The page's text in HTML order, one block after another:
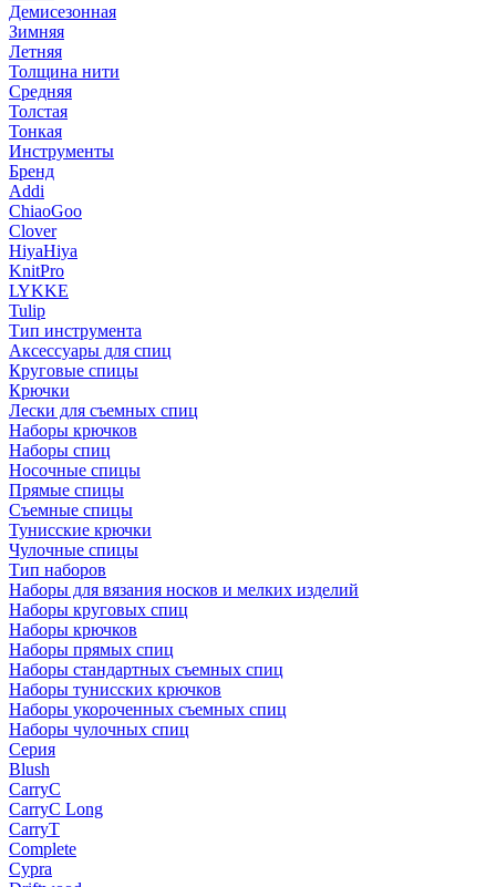
Демисезонная
Зимняя
Летняя
Толщина нити
Средняя
Толстая
Тонкая
Инструменты
Бренд
Addi
ChiaoGoo
Clover
HiyaHiya
KnitPro
LYKKE
Tulip
Тип инструмента
Аксессуары для спиц
Круговые спицы
Крючки
Лески для съемных спиц
Наборы крючков
Наборы спиц
Носочные спицы
Прямые спицы
Съемные спицы
Тунисские крючки
Чулочные спицы
Тип наборов
Наборы для вязания носков и мелких изделий
Наборы круговых спиц
Наборы крючков
Наборы прямых спиц
Наборы стандартных съемных спиц
Наборы тунисских крючков
Наборы укороченных съемных спиц
Наборы чулочных спиц
Серия
Blush
CarryC
CarryC Long
CarryT
Complete
Cypra